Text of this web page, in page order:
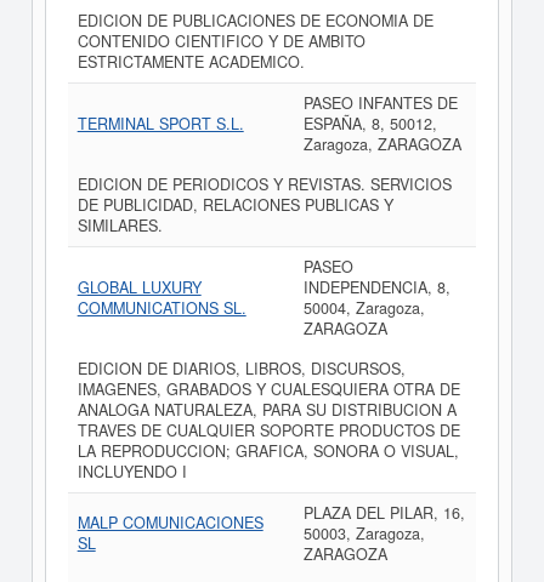
EDICION DE PUBLICACIONES DE ECONOMIA DE
CONTENIDO CIENTIFICO Y DE AMBITO
ESTRICTAMENTE ACADEMICO.
TERMINAL SPORT S.L.
PASEO INFANTES DE
ESPAÑA, 8, 50012,
Zaragoza, ZARAGOZA
EDICION DE PERIODICOS Y REVISTAS. SERVICIOS
DE PUBLICIDAD, RELACIONES PUBLICAS Y
SIMILARES.
GLOBAL LUXURY
COMMUNICATIONS SL.
PASEO
INDEPENDENCIA, 8,
50004, Zaragoza,
ZARAGOZA
EDICION DE DIARIOS, LIBROS, DISCURSOS,
IMAGENES, GRABADOS Y CUALESQUIERA OTRA DE
ANALOGA NATURALEZA, PARA SU DISTRIBUCION A
TRAVES DE CUALQUIER SOPORTE PRODUCTOS DE
LA REPRODUCCION; GRAFICA, SONORA O VISUAL,
INCLUYENDO I
MALP COMUNICACIONES
SL
PLAZA DEL PILAR, 16,
50003, Zaragoza,
ZARAGOZA